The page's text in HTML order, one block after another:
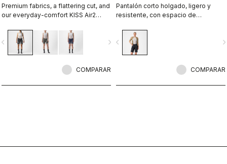
Premium fabrics, a flattering cut, and
our everyday-comfort KISS Air2
for everything but the longest rides.
navigate_next
COMPARAR
Pantalón corto holgado, ligero y
resistente, con espacio de
todas tus salidas de aventura.
navigate_before
COMPARAR